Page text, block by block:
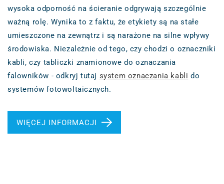
wysoka odporność na ścieranie odgrywają szczególnie
ważną rolę. Wynika to z faktu, że etykiety są na stałe
umieszczone na zewnątrz i są narażone na silne wpływy
środowiska. Niezależnie od tego, czy chodzi o oznaczniki
kabli, czy tabliczki znamionowe do oznaczania
falowników - odkryj tutaj system oznaczania kabli do
systemów fotowoltaicznych.
WIĘCEJ INFORMACJI